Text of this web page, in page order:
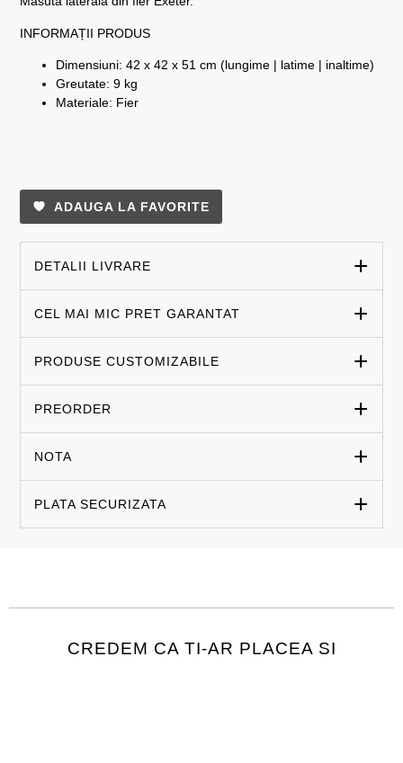
INFORMAȚII PRODUS
Dimensiuni: 42 x 42 x 51 cm (lungime | latime | inaltime)
Greutate: 9 kg
Materiale: Fier
ADAUGA LA FAVORITE
DETALII LIVRARE
CEL MAI MIC PRET GARANTAT
PRODUSE CUSTOMIZABILE
PREORDER
NOTA
PLATA SECURIZATA
CREDEM CA TI-AR PLACEA SI